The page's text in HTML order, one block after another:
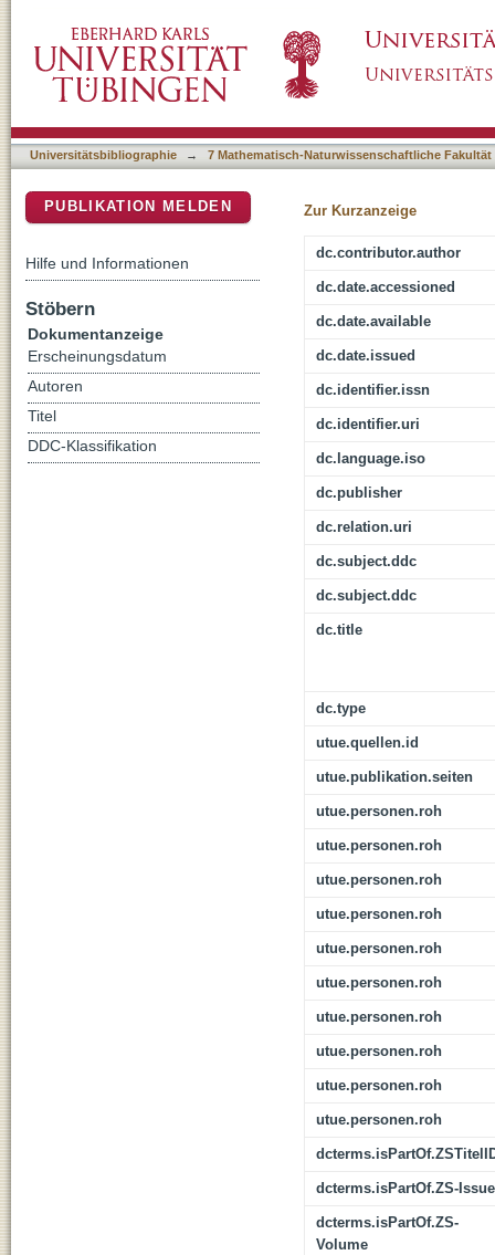
global mosaic of reproductive
Universitätsbibliographie → 7 Mathematisch-Naturwissenschaftliche Fakultät
Zur Kurzanzeige
dc.contributor.author
dc.date.accessioned
dc.date.available
dc.date.issued
dc.identifier.issn
dc.identifier.uri
dc.language.iso
dc.publisher
dc.relation.uri
dc.subject.ddc
dc.subject.ddc
dc.title
dc.type
utue.quellen.id
utue.publikation.seiten
utue.personen.roh
utue.personen.roh
utue.personen.roh
utue.personen.roh
utue.personen.roh
utue.personen.roh
utue.personen.roh
utue.personen.roh
utue.personen.roh
utue.personen.roh
dcterms.isPartOf.ZS-Issue
dcterms.isPartOf.ZS-
Volume
PUBLIKATION MELDEN
Hilfe und Informationen
Stöbern
Dokumentanzeige
Erscheinungsdatum
Autoren
Titel
DDC-Klassifikation